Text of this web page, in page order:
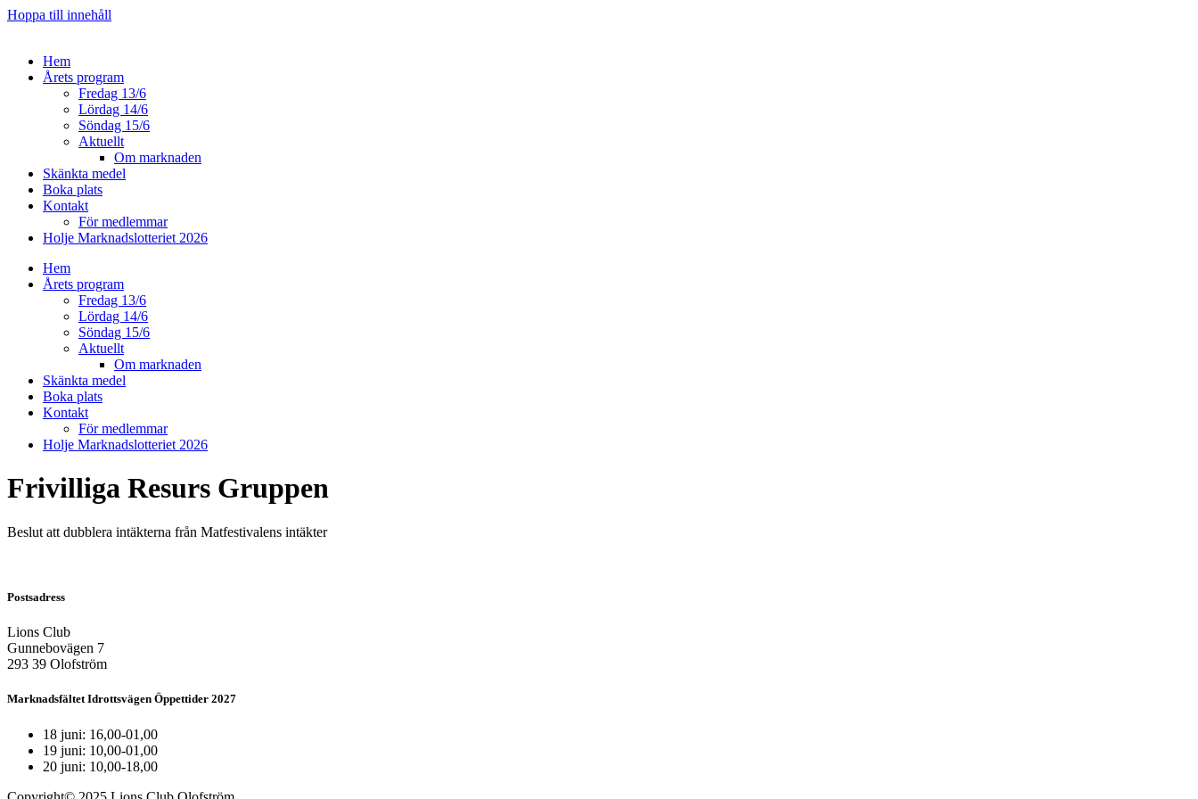
Hoppa till innehåll
Hem
Årets program
Fredag 13/6
Lördag 14/6
Söndag 15/6
Aktuellt
Om marknaden
Skänkta medel
Boka plats
Kontakt
För medlemmar
Holje Marknadslotteriet 2026
Hem
Årets program
Fredag 13/6
Lördag 14/6
Söndag 15/6
Aktuellt
Om marknaden
Skänkta medel
Boka plats
Kontakt
För medlemmar
Holje Marknadslotteriet 2026
Frivilliga Resurs Gruppen
Beslut att dubblera intäkterna från Matfestivalens intäkter
Postsadress
Lions Club
Gunnebovägen 7
293 39 Olofström
Marknadsfältet Idrottsvägen Öppettider 2027
18 juni: 16,00-01,00
19 juni: 10,00-01,00
20 juni: 10,00-18,00